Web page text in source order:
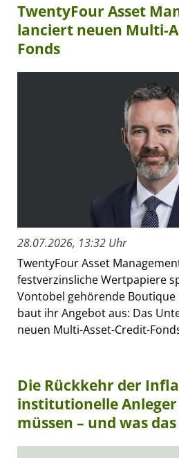
TwentyFour Asset
lanciert neuen Multi-
Fonds
28.07.2026, 13:32 Uhr
TwentyFour Asset
festverzinsliche Wertpapiere
Vontobel gehörende Boutique
baut ihr Angebot aus: Das
neuen Multi-Asset-Credit-
Die Rückkehr der
institutionelle
müssen – und was